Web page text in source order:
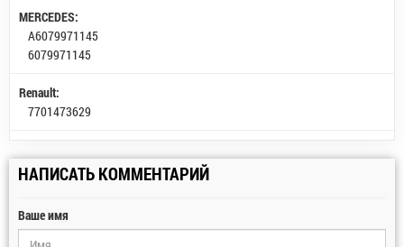
MERCEDES:
A6079971145
6079971145
Renault:
7701473629
НАПИСАТЬ КОММЕНТАРИЙ
Ваше имя